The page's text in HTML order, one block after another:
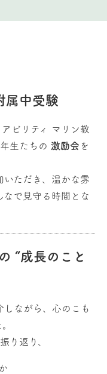
属中受験
アビリティ マリン教
生たちの 激励会 を
いただき、温かな雰
なで見守る時間とな
“成長のこと
しながら、心のこも
り返り、